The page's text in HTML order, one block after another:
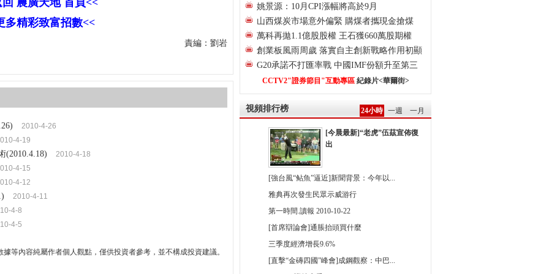
回 農廣天地 首頁<<
多精彩致富招數<<
責編：劉岩
2010-4-26
4-19
(2010.4.18)
2010-4-18
4-15
4-12
2010-4-11
4-8
4-5
等內容純屬作者個人觀點，僅供投資者參考，並不構成投資建議。
姚景源：10月CPI漲幅將高於9月
山西煤炭市場意外偏緊 購煤者攜現金搶煤
萬科再拋1.1億股股權 王石獲660萬股期權
創業板風雨周歲 落實自主創新戰略作用初顯
G20承諾不打匯率戰 中國IMF份額升至第三
CCTV2"證券節目"互動專區 紀錄片<華爾街>
視頻排行榜 24小時 一週 一月
[今晨最新]“老虎”伍茲宣佈復
出
[強台風“鲇魚”逼近]新聞背景：今年以...
雅典再次發生民眾示威游行
第一時間.讀報 2010-10-22
[首席辯論會]通脹抬頭買什麼
三季度經濟增長9.6%
[直擊“金磚四國”峰會]成鋼觀察：中巴...